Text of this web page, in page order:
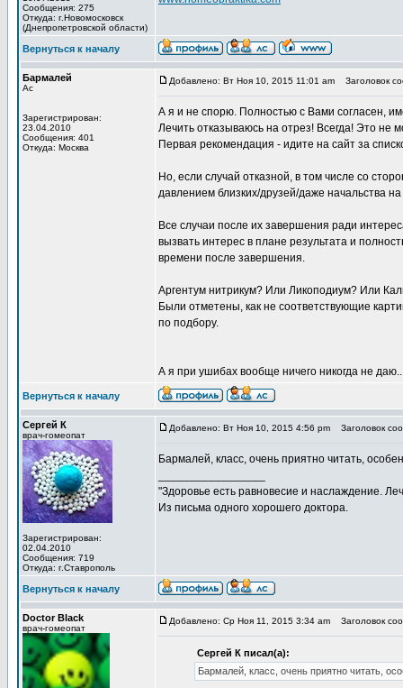
Сообщения: 275
Откуда: г.Новомосковск
(Днепропетровской области)
Вернуться к началу
Бармалей
Ас
Зарегистрирован:
23.04.2010
Сообщения: 401
Откуда: Москва
Добавлено: Вт Ноя 10, 2015 11:01 am Заголовок
А я и не спорю. Полностью с Вами согласен,
Лечить отказываюсь на отрез! Всегда! Это не
Первая рекомендация - идите на сайт за
Но, если случай отказной, в том числе со
давлением близких/друзей/даже начальства
Все случаи после их завершения ради
вызвать интерес в плане результата и
времени после завершения.
Аргентум нитрикум? Или Ликоподиум? Или
Были отметены, как не соответствующие
по подбору.
А я при ушибах вообще ничего никогда не
Вернуться к началу
Сергей К
врач-гомеопат
Зарегистрирован:
02.04.2010
Сообщения: 719
Откуда: г.Ставрополь
Добавлено: Вт Ноя 10, 2015 4:56 pm Заголовок
Бармалей, класс, очень приятно читать,
"Здоровье есть равновесие и наслаждение.
Из письма одного хорошего доктора.
Вернуться к началу
Doctor Black
врач-гомеопат
Добавлено: Ср Ноя 11, 2015 3:34 am Заголовок
Сергей К писал(а):
Бармалей, класс, очень приятно читать,